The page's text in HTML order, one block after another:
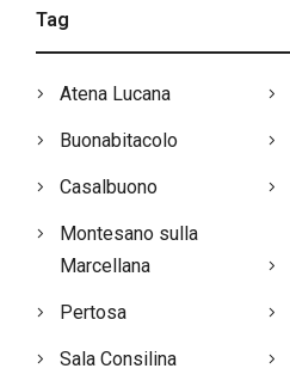
Tag
Atena Lucana
Buonabitacolo
Casalbuono
Montesano sulla
Marcellana
Pertosa
Sala Consilina